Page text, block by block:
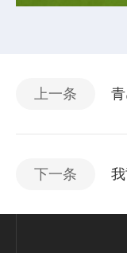
上一条
下一条